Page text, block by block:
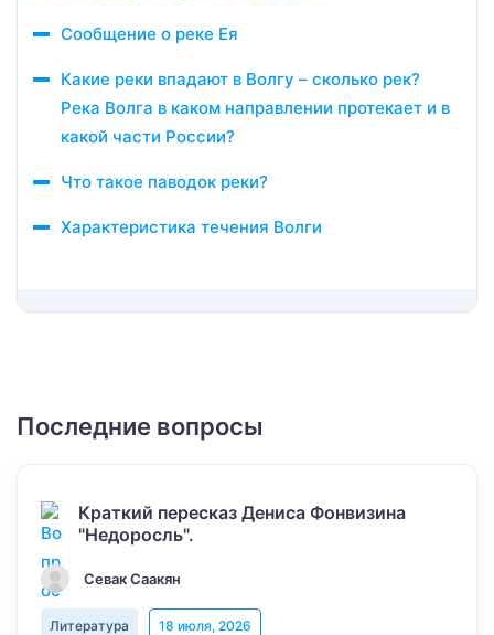
Сообщение о реке Ея
Какие реки впадают в Волгу – сколько рек?
Река Волга в каком направлении протекает и в
какой части России?
Что такое паводок реки?
Характеристика течения Волги
Последние вопросы
Краткий пересказ Дениса Фонвизина
"Недоросль".
Севак Саакян
Литература 18 июля, 2026